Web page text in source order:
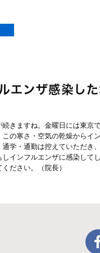
エンザ感染し
続きますね。金曜日には東京
この寒さ・空気の乾燥からイ
通学・通勤は控えていただき
しインフルエンザに感染して
ださい。（院長）